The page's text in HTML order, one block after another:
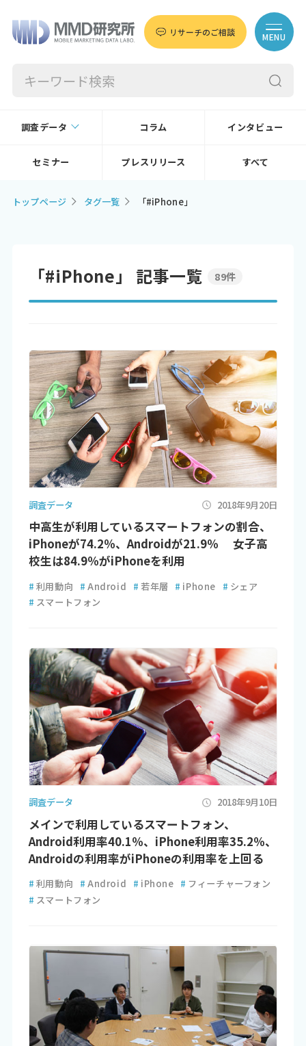
リサーチのご相談 MENU
調査データ コラム インタビュー
セミナー プレスリリース すべて
トップページ タグ一覧 「#iPhone」
「#iPhone」 記事一覧 89件
調査データ 2018年9月20日
中高生が利用しているスマートフォンの割合、
iPhoneが74.2％、Androidが21.9％ 女子高
校生は84.9％がiPhoneを利用
# 利用動向 # Android # 若年層 # iPhone # シェア
# スマートフォン
調査データ 2018年9月10日
メインで利用しているスマートフォン、
Android利用率40.1％、iPhone利用率35.2％、
Androidの利用率がiPhoneの利用率を上回る
# 利用動向 # Android # iPhone # フィーチャーフォン
# スマートフォン